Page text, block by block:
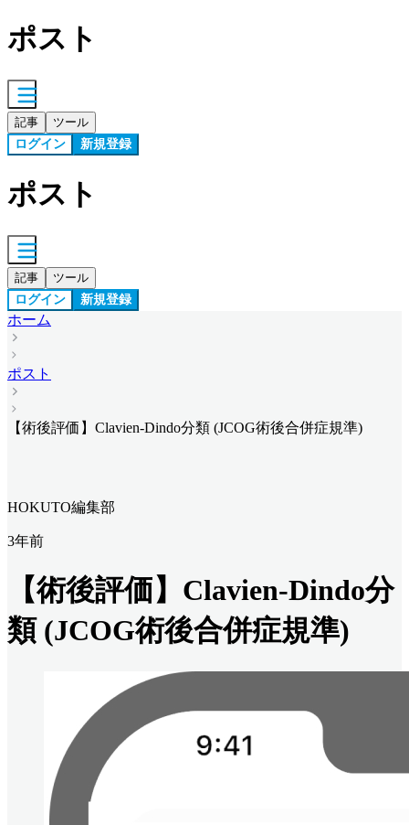
ポスト
記事 ツール
ログイン 新規登録
ポスト
記事 ツール
ログイン 新規登録
ホーム
ポスト
【術後評価】Clavien-Dindo分類 (JCOG術後合併症規準)
HOKUTO編集部
3年前
【術後評価】Clavien-Dindo分
類 (JCOG術後合併症規準)